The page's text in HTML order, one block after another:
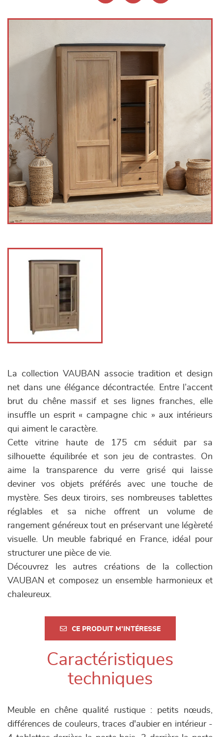
La collection VAUBAN associe tradition et design
net dans une élégance décontractée. Entre l’accent
brut du chêne massif et ses lignes franches, elle
insuffle un esprit « campagne chic » aux intérieurs
qui aiment le caractère.
Cette vitrine haute de 175 cm séduit par sa
silhouette équilibrée et son jeu de contrastes. On
aime la transparence du verre grisé qui laisse
deviner vos objets préférés avec une touche de
mystère. Ses deux tiroirs, ses nombreuses tablettes
réglables et sa niche offrent un volume de
rangement généreux tout en préservant une légèreté
visuelle. Un meuble fabriqué en France, idéal pour
structurer une pièce de vie.
Découvrez les autres créations de la collection
VAUBAN et composez un ensemble harmonieux et
chaleureux.
CE PRODUIT M'INTÉRESSE
Caractéristiques
techniques
Meuble en chêne qualité rustique : petits nœuds,
différences de couleurs, traces d'aubier en intérieur -